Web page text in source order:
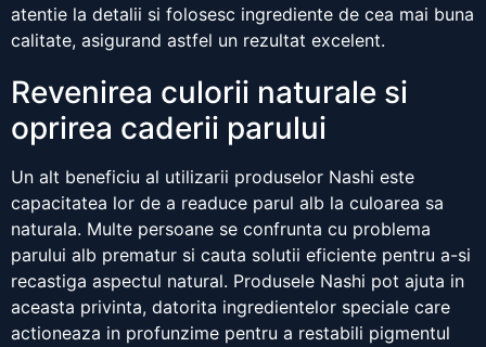
atentie la detalii si folosesc ingrediente de cea mai buna
calitate, asigurand astfel un rezultat excelent.
Revenirea culorii naturale si
oprirea caderii parului
Un alt beneficiu al utilizarii produselor Nashi este
capacitatea lor de a readuce parul alb la culoarea sa
naturala. Multe persoane se confrunta cu problema
parului alb prematur si cauta solutii eficiente pentru a-si
recastiga aspectul natural. Produsele Nashi pot ajuta in
aceasta privinta, datorita ingredientelor speciale care
actioneaza in profunzime pentru a restabili pigmentul